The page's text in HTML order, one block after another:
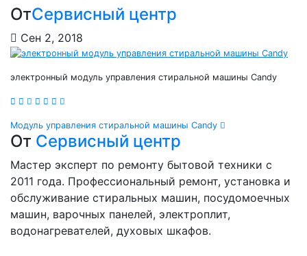
ОтСервисный центр
Сен 2, 2018
электронный модуль управления стиральной машины Candy
Навигация
по
записям
Модуль управления стиральной машины Candy
От Сервисный центр
Мастер эксперт по ремонту бытовой техники с
2011 года. Профессиональный ремонт, установка и
обслуживание стиральных машин, посудомоечных
машин, варочных панелей, электроплит,
водонагревателей, духовых шкафов.